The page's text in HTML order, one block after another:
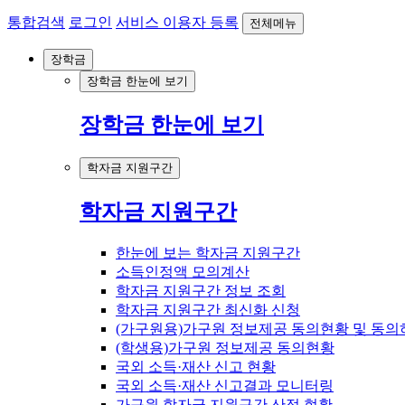
통합검색 로그인 서비스 이용자 등록 전체메뉴
장학금
장학금 한눈에 보기
장학금 한눈에 보기
학자금 지원구간
학자금 지원구간
한눈에 보는 학자금 지원구간
소득인정액 모의계산
학자금 지원구간 정보 조회
학자금 지원구간 최신화 신청
(가구원용)가구원 정보제공 동의현황 및 동의
(학생용)가구원 정보제공 동의현황
국외 소득·재산 신고 현황
국외 소득·재산 신고결과 모니터링